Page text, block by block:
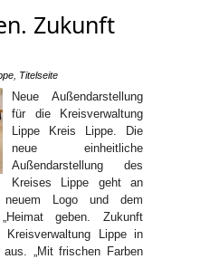
Zukunft
Titelseite
Neue Außendarstellung
für die Kreisverwaltung
Lippe Kreis Lippe. Die
neue einheitliche
Außendarstellung des
Kreises Lippe geht an
Logo und dem
geben. Zukunft
Lippe in
„Mit frischen Farben